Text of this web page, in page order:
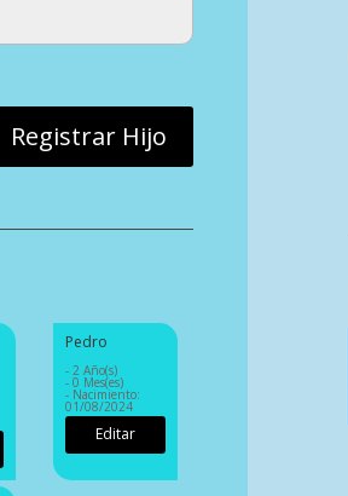
Registrar Hijo
Pedro
- 2 Año(s)
- 0 Mes(es)
- Nacimiento:
01/08/2024
Editar